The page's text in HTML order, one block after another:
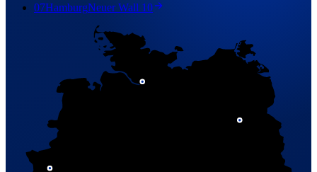
07HamburgNeuer Wall 10